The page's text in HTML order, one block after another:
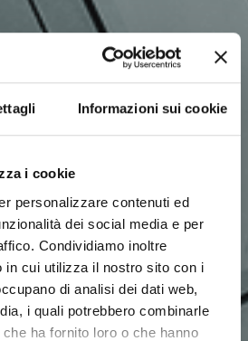
Informazioni sui cookie
i cookie
personalizzare contenuti ed
dei social media e per
Condividiamo inoltre
in cui utilizza il nostro sito con i
di analisi dei dati web,
i quali potrebbero combinarle
ha fornito loro o che hanno